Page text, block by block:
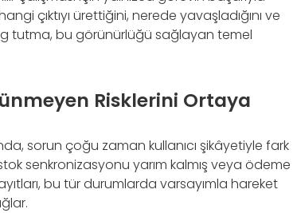
çıktıyı ürettiğini, nerede yavaşladığını ve
tutma, bu görünürlüğü sağlayan temel
Risklerini Ortaya
sorun çoğu zaman kullanıcı şikâyetiyle fark
senkronizasyonu yarım kalmış veya ödeme
bu tür durumlarda varsayımla hareket